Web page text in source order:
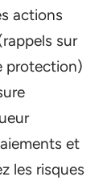
actions
sur
protection)
et
les risques